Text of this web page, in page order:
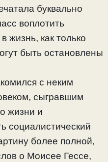
буквально
воплотить
жизнь, как только
быть остановлены
с неким
сыгравшим
жизни и
социалистический
более полной,
о Моисее Гессе,